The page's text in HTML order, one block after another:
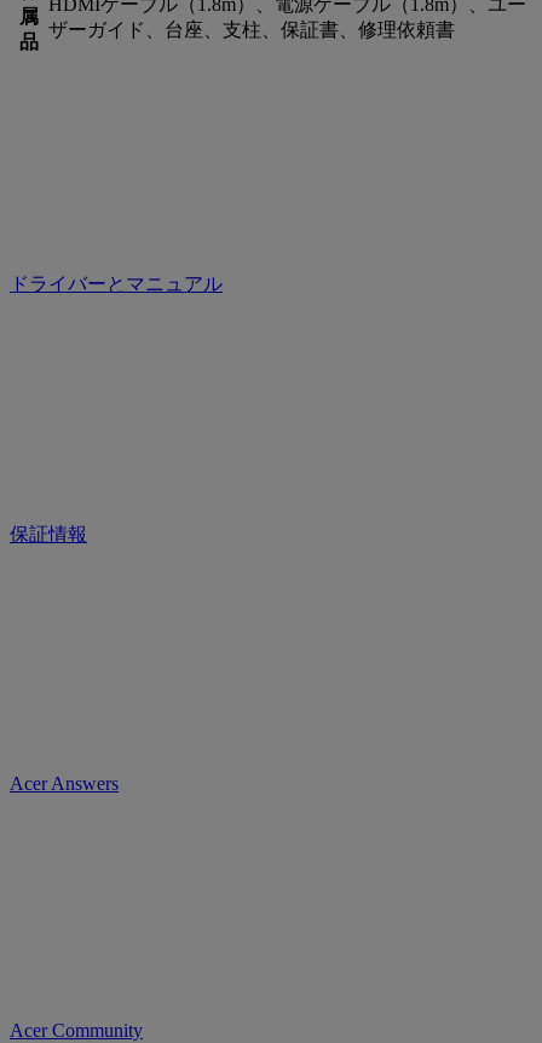
属
品
HDMIケーブル（1.8m）、電源ケーブル（1.8m）、ユー
ザーガイド、台座、支柱、保証書、修理依頼書
ドライバーとマニュアル
保証情報
Acer Answers
Acer Community